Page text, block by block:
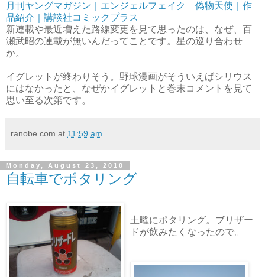
月刊ヤングマガジン｜エンジェルフェイク 偽物天使｜作
品紹介｜講談社コミックプラス
新連載や最近増えた路線変更を見て思ったのは、なぜ、百
瀬武昭の連載が無いんだってことです。星の巡り合わせ
か。
イグレットが終わりそう。野球漫画がそういえばシリウス
にはなかったと、なぜかイグレットと巻末コメントを見て
思い至る次第です。
ranobe.com at 11:59 am
Monday, August 23, 2010
自転車でポタリング
土曜にポタリング。ブリザー
ドが飲みたくなったので。